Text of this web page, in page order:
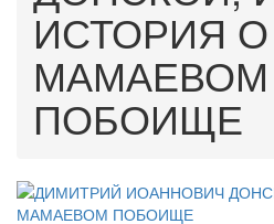
ИСТОРИЯ О
МАМАЕВОМ
ПОБОИЩЕ